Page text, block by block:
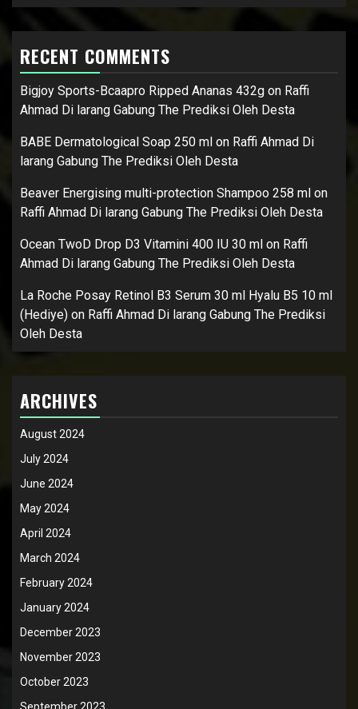
RECENT COMMENTS
Bigjoy Sports-Bcaapro Ripped Ananas 432g on Raffi
Ahmad Di larang Gabung The Prediksi Oleh Desta
BABE Dermatological Soap 250 ml on Raffi Ahmad Di
larang Gabung The Prediksi Oleh Desta
Beaver Energising multi-protection Shampoo 258 ml on
Raffi Ahmad Di larang Gabung The Prediksi Oleh Desta
Ocean TwoD Drop D3 Vitamini 400 IU 30 ml on Raffi
Ahmad Di larang Gabung The Prediksi Oleh Desta
La Roche Posay Retinol B3 Serum 30 ml Hyalu B5 10 ml
(Hediye) on Raffi Ahmad Di larang Gabung The Prediksi
Oleh Desta
ARCHIVES
August 2024
July 2024
June 2024
May 2024
April 2024
March 2024
February 2024
January 2024
December 2023
November 2023
October 2023